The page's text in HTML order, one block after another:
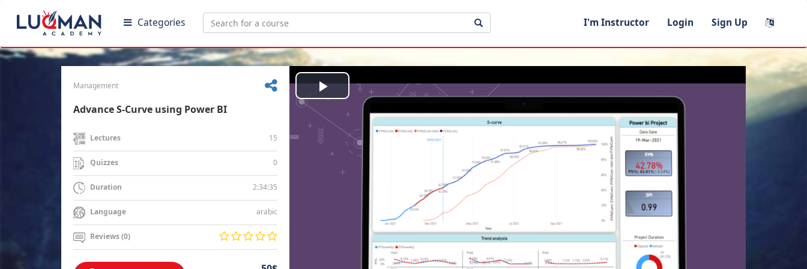
Categories I'm Instructor Login Sign Up
Management
Advance S-Curve using Power BI
Lectures 15
Quizzes 0
Duration 2:34:35
Language arabic
Reviews (0)
Play
Video